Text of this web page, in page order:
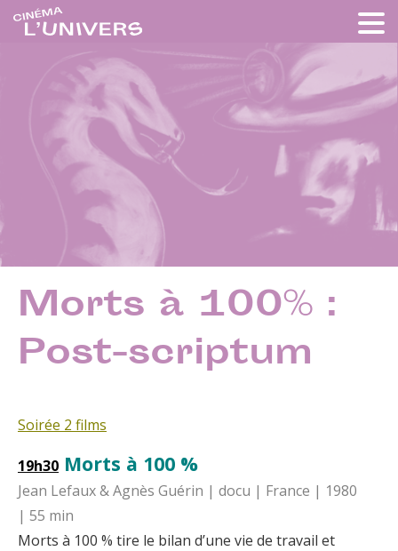
Morts à 100% :
Post-scriptum
Soirée 2 films
19h30 Morts à 100 %
Jean Lefaux & Agnès Guérin | docu | France | 1980
| 55 min
Morts à 100 % tire le bilan d’une vie de travail et